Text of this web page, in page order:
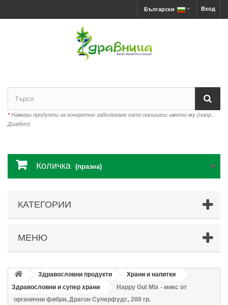
Вход
Български
*Намери продукти за конкретно заболяване като напишеш името му (напр.:
Диабет)
Количка (празна)
КАТЕГОРИИ
МЕНЮ
Здравословни продукти
Храни и напитки
Здравословни и супер храни
Happy Gut Mix - микс от
органични фибри, Драгон Суперфудс, 200 гр.